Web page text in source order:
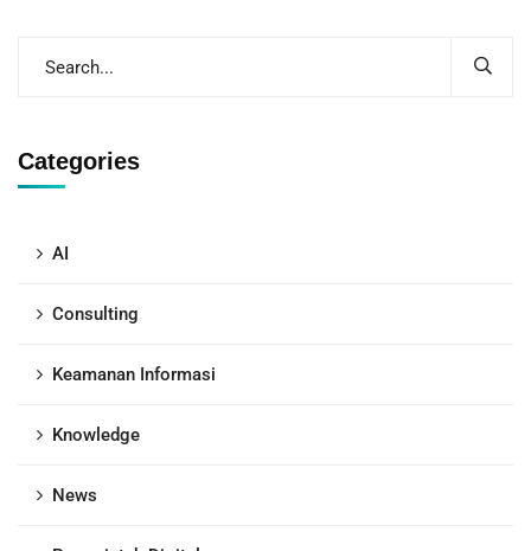
Categories
AI
Consulting
Keamanan Informasi
Knowledge
News